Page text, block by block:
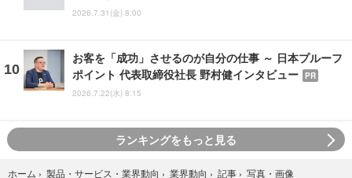
2026.7.31(金) 8:00
お客を「成功」させるのが自分の仕事 ～ 日本プルーフ
ポイント 代表取締役社長 野村健インタビュー PR
2026.7.22(水) 8:15
ランキングをもっと見る
ホーム › 製品・サービス・業界動向 › 業界動向 › 記事 › 写真・画像